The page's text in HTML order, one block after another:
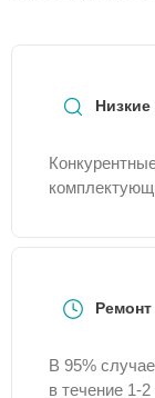
Ремонт
В 95%
в течение 1-